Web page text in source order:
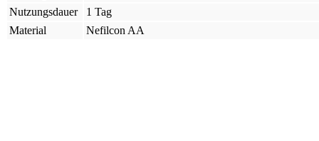
Nutzungsdauer
1 Tag
Material
Nefilcon AA